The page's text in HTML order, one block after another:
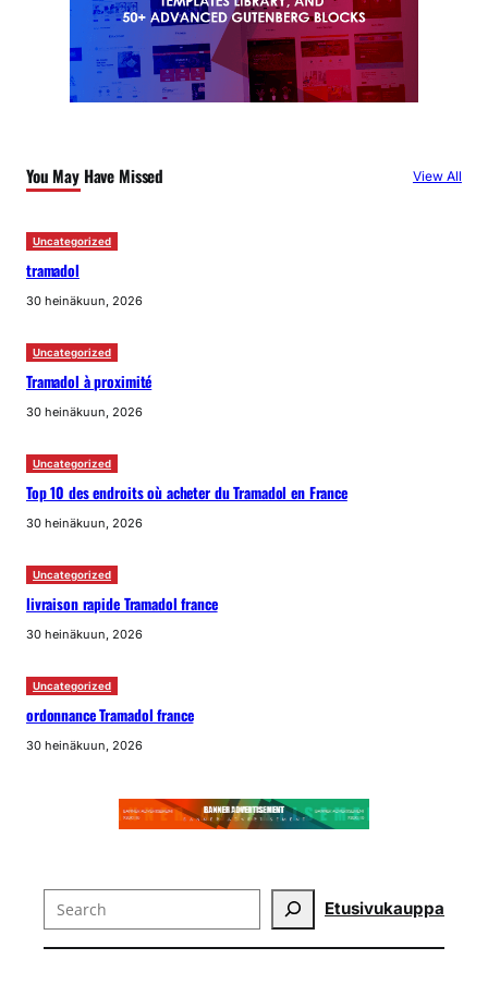
You May Have Missed View All
Uncategorized
tramadol
30 heinäkuun, 2026
Uncategorized
Tramadol à proximité
30 heinäkuun, 2026
Uncategorized
Top 10 des endroits où acheter du Tramadol en France
30 heinäkuun, 2026
Uncategorized
livraison rapide Tramadol france
30 heinäkuun, 2026
Uncategorized
ordonnance Tramadol france
30 heinäkuun, 2026
Search Etusivukauppa